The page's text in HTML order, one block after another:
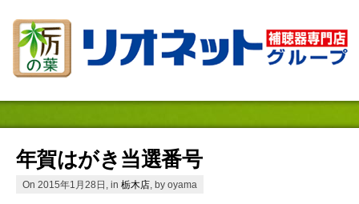
年賀はがき当選番号
On 2015年1月28日, in 栃木店 , by oyama